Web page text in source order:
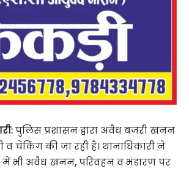
पुलिस प्रशासन द्वारा अवैध बजरी खनन
चेकिंग की जा रही है। थानाधिकारी ने
में भी अवैध खनन,परिवहन व भंडारण पर